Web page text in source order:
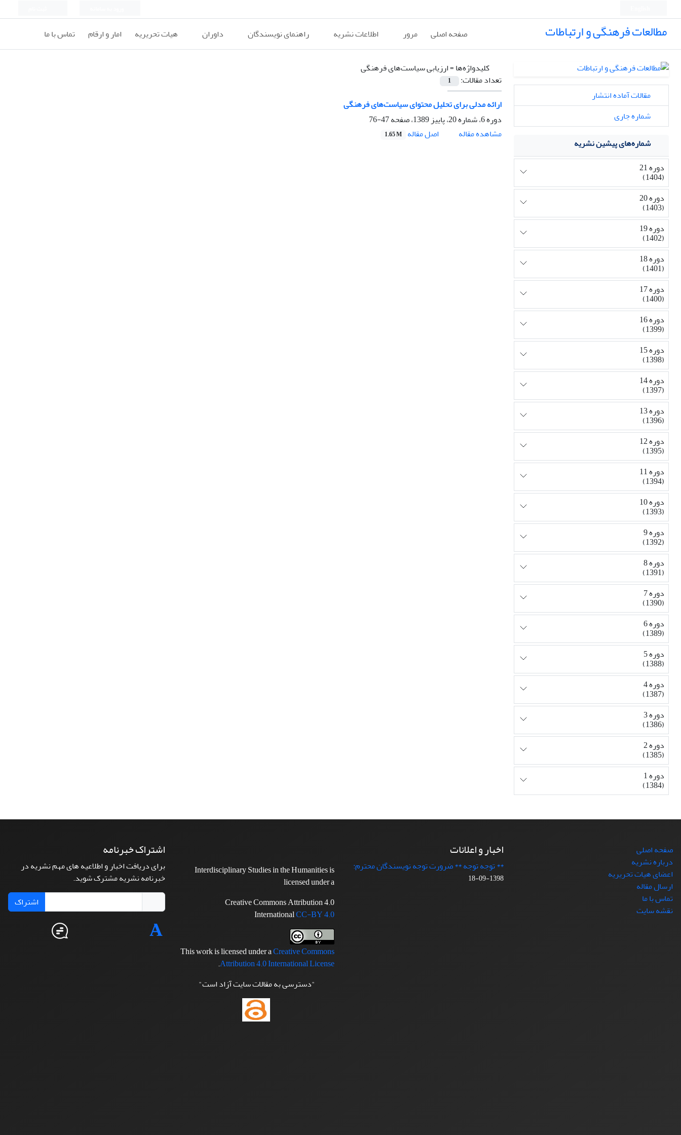
مطالعات فرهنگی و ارتباطات صفحه اصلی مرور اطلاعات نشریه راهنمای نویسندگان داوران هیات تحریریه امار و ارقام تماس با ما
کلیدواژه‌ها =ارزیابی سیاست‌های فرهنگی
تعداد مقالات:
1
ارائه مدلی برای تحلیل محتوای سیاست‌های فرهنگی
دوره 6، شماره 20، پاییز 1389، صفحه
47-76
مشاهده مقاله
اصل مقاله 1.65 M
مقالات آماده انتشار
شماره جاری
شماره‌های پیشین نشریه
دوره 21
(1404)
دوره 20
(1403)
دوره 19
(1402)
دوره 18
(1401)
دوره 17
(1400)
دوره 16
(1399)
دوره 15
(1398)
دوره 14
(1397)
دوره 13
(1396)
دوره 12
(1395)
دوره 11
(1394)
دوره 10
(1393)
دوره 9
(1392)
دوره 8
(1391)
دوره 7
(1390)
دوره 6
(1389)
دوره 5
(1388)
دوره 4
(1387)
دوره 3
(1386)
دوره 2
(1385)
دوره 1
(1384)
صفحه اصلی
درباره نشریه
اعضای هیات تحریریه
ارسال مقاله
تماس با ما
نقشه سایت
اخبار و اعلانات
** توجه توجه ** ضرورت توجه نویسندگان محترم:
1398-09-18
Interdisciplinary Studies in the Humanities is
licensed under a
Creative Commons Attribution 4.0
InternationalCC-BY 4.0
This work is licensed under aCreative Commons
Attribution 4.0 International License
.
"دسترسی به مقالات سایت آزاد است"
اشتراک خبرنامه
برای دریافت اخبار و اطلاعیه های مهم نشریه در
خبرنامه نشریه مشترک شوید.
اشتراک